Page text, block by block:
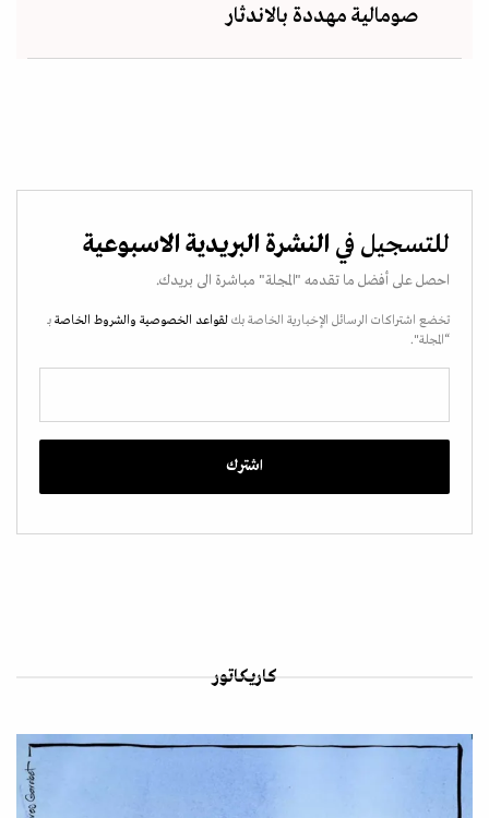
صومالية مهددة بالاندثار
للتسجيل في النشرة البريدية الاسبوعية
احصل على أفضل ما تقدمه "المجلة" مباشرة الى بريدك.
تخضع اشتراكات الرسائل الإخبارية الخاصة بك لقواعد الخصوصية والشروط الخاصة بـ
“المجلة".
كاريكاتور